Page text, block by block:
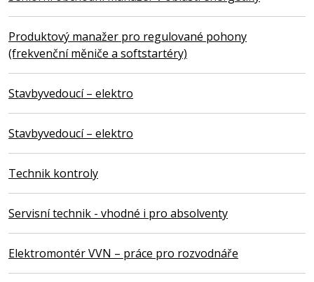
Produktový manažer pro regulované pohony
(frekvenční měniče a softstartéry)
Stavbyvedoucí – elektro
Stavbyvedoucí – elektro
Technik kontroly
Servisní technik - vhodné i pro absolventy
Elektromontér VVN – práce pro rozvodnáře